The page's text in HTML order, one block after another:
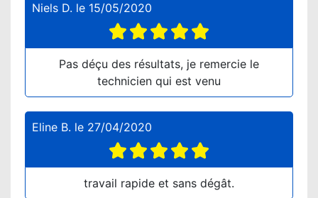
Niels D. le 15/05/2020
Pas déçu des résultats, je remercie le
technicien qui est venu
Eline B. le 27/04/2020
travail rapide et sans dégât.